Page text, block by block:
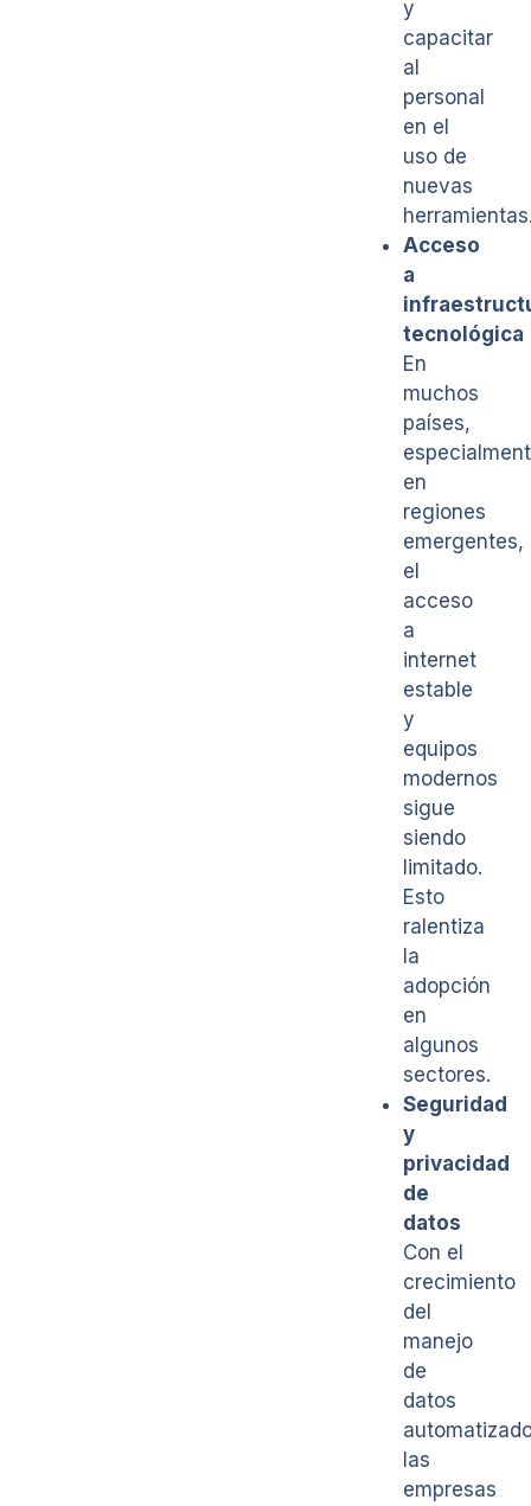
y
capacitar
al
personal
en el
uso de
nuevas
Acceso
a
tecnológica
En
muchos
países,
en
regiones
emergentes,
el
acceso
a
internet
estable
y
equipos
modernos
sigue
siendo
limitado.
Esto
ralentiza
la
adopción
en
algunos
sectores.
Seguridad
y
privacidad
de
datos
Con el
crecimiento
del
manejo
de
datos
las
empresas